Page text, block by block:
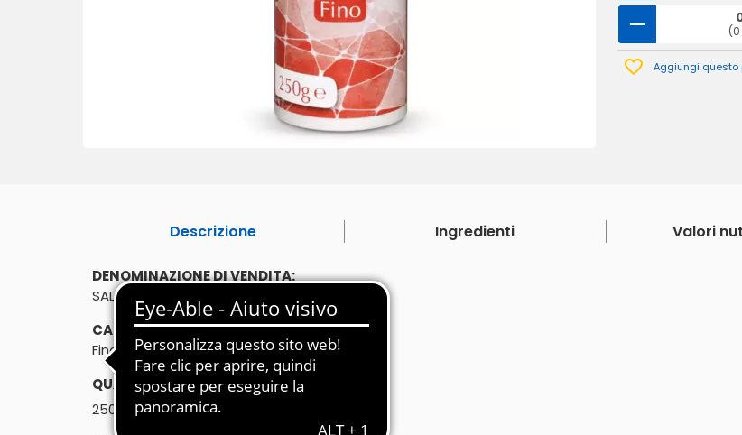
Aggiungi questo
Descrizione Ingredienti Valori
DENOMINAZIONE DI VENDITA:
SALE MARINO DA TAVOLA IODATO FINO
CARATTERISTICHE:
Fino
QUANTITÀ:
250g
℮